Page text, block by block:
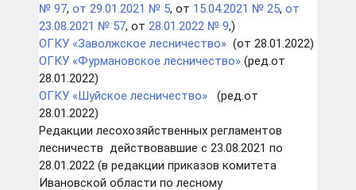
№ 97, от 29.01.2021 № 5, от 15.04.2021 № 25, от
23.08.2021 № 57, от 28.01.2022 № 9,)
ОГКУ «Заволжское лесничество» (от 28.01.2022)
ОГКУ «Фурмановское лесничество» (ред.от
28.01.2022)
ОГКУ «Шуйское лесничество» (ред.от
28.01.2022)
Редакции лесохозяйственных регламентов
лесничеств действовавшие с 23.08.2021 по
28.01.2022 (в редакции приказов комитета
Ивановской области по лесному